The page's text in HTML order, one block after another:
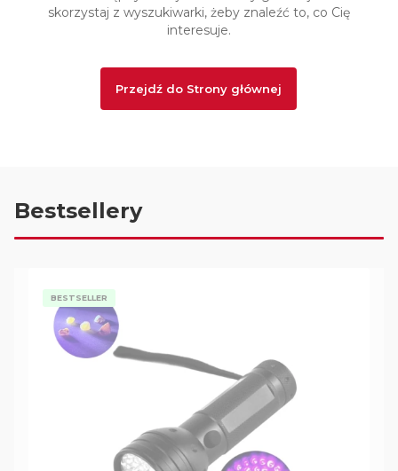
skorzystaj z wyszukiwarki, żeby znaleźć to, co Cię
interesuje.
Przejdź do Strony głównej
Bestsellery
BESTSELLER